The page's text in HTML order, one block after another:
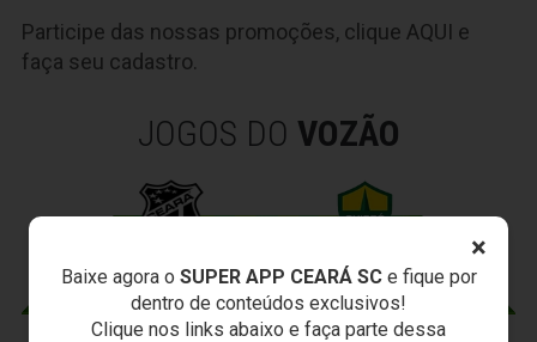
×
Baixe agora o SUPER APP CEARÁ SCe fique por
dentro de conteúdos exclusivos!
Clique nos links abaixo e faça parte dessa
Participe das nossas promoções, clique AQUI e
faça seu cadastro.
JOGOS DO VOZÃO